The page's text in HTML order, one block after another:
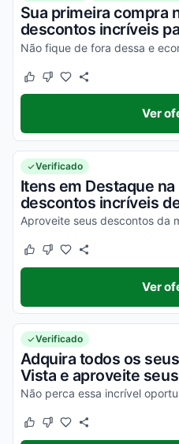
Sua primeira compra
descontos incríveis
Este cupom funcionou
Este cupom não funcionou
Ver
Verificado
Itens em Destaque
descontos incríveis
Este cupom funcionou
Este cupom não funcionou
Ver
Verificado
Adquira todos os
Vista e aproveite
Este cupom funcionou
Este cupom não funcionou